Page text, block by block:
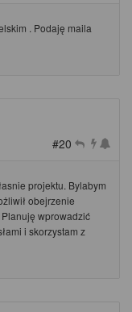
. Podaję maila
#20
projektu. Bylabym
obejrzenie
wprowadzić
i skorzystam z